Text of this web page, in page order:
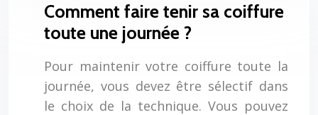
Comment faire tenir sa coiffure
toute une journée ?
Pour maintenir votre coiffure toute la
journée, vous devez être sélectif dans
le choix de la technique. Vous pouvez